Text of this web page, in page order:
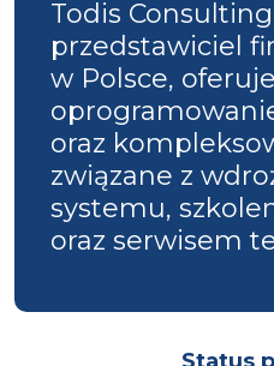
Todis
przedstawiciel
w Polsce, oferuje
oraz
związane z
systemu,
oraz serwisem